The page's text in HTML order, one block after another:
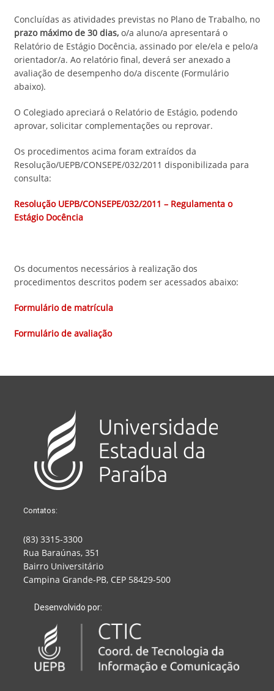
Concluídas as atividades previstas no Plano de Trabalho, no
prazo máximo de 30 dias, o/a aluno/a apresentará o
Relatório de Estágio Docência, assinado por ele/ela e pelo/a
orientador/a. Ao relatório final, deverá ser anexado a
avaliação de desempenho do/a discente (Formulário
abaixo).
O Colegiado apreciará o Relatório de Estágio, podendo
aprovar, solicitar complementações ou reprovar.
Os procedimentos acima foram extraídos da
Resolução/UEPB/CONSEPE/032/2011 disponibilizada para
consulta:
Resolução UEPB/CONSEPE/032/2011 – Regulamenta o
Estágio Docência
Os documentos necessários à realização dos
procedimentos descritos podem ser acessados abaixo:
Formulário de matrícula
Formulário de avaliação
Contatos:
(83) 3315-3300
Rua Baraúnas, 351
Bairro Universitário
Campina Grande-PB, CEP 58429-500
Desenvolvido por: